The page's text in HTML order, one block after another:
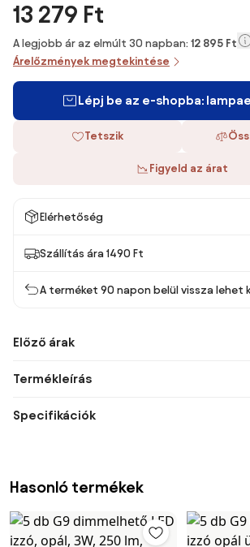
13 279 Ft
A legjobb ár az elmúlt 30 napban: 12 895 Ft
Árelőzmények megtekintése
Lépj be az e-shopba:
Tetszik
Figyeld az árat
Elérhetőség
Szállítás ára 1490 Ft
A terméket 90 napon belül vissza lehet
Előző árak
Termékleírás
Specifikációk
Hasonló termékek